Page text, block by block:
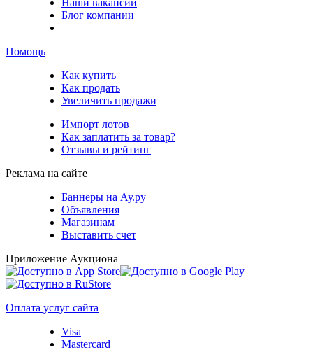
Блог компании
Помощь
Как купить
Как продать
Увеличить продажи
Импорт лотов
Как заплатить за товар?
Отзывы и рейтинг
Реклама на сайте
Баннеры на Ау.ру
Объявления
Магазинам
Выставить счет
Приложение Аукциона
Оплата услуг сайта
Visa
Mastercard